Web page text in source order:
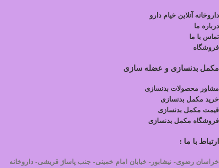
داروخانه آنلاین خیام دارو
درباره ما
تماس با ما
فروشگاه
مکمل بدنسازی و عضله سازی
مشاور محصولات بدنسازی
خرید مکمل بدنسازی
قیمت مکمل بدنسازی
فروشگاه مکمل بدنسازی
ارتباط با ما :
خراسان رضوی- نیشابور- خیابان امام خمینی- جنب پاساژ قریشی- داروخانه